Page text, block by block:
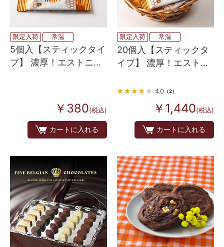
限定入荷 常温
5個入【スティックタイ
プ】 濃厚！エストニア
￥380(税込)
カートに入れる
限定入荷 常温
20個入【スティックタ
イプ】 濃厚！エストニ
8g×20
4.0（2）
￥1,440(税込)
カートに入れる